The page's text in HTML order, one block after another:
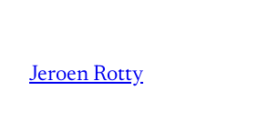
Jeroen Rotty